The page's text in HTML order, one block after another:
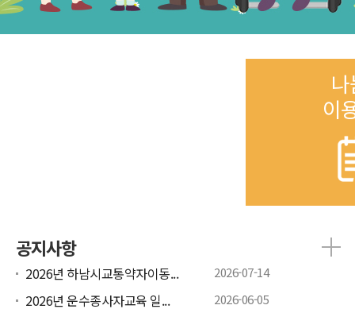
이
공지사항
2026년 하남시교통약자이동... 2026-07-14
2026년 운수종사자교육 일... 2026-06-05